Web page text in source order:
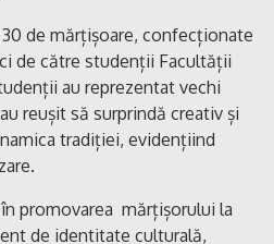
de mărțișoare, confecționate
de către studenții Facultății
au reprezentat vechi
reușit să surprindă creativ și
tradiției, evidențiind
promovarea mărțișorului la
de identitate culturală,